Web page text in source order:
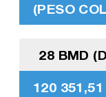
(PESO
28 BMD
120 351,51